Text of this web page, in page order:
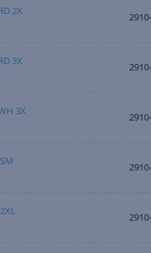
2X
3X
3X